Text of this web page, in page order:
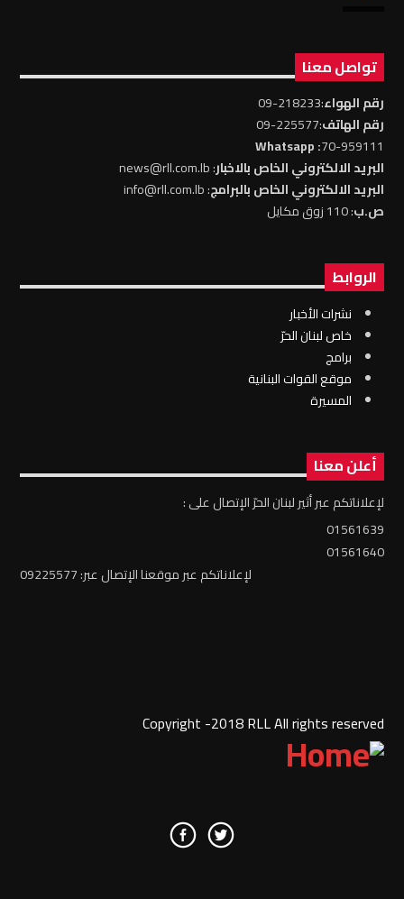
تواصل معنا
رقم الهواء:218233-09
رقم الهاتف:225577-09
70-959111
: Whatsapp
البريد الالكتروني الخاص بالاخبار: news@rll.com.lb
البريد الالكتروني الخاص بالبرامج: info@rll.com.lb
ص.ب: 110 زوق مكايل
الروابط
نشرات الأخبار
خاص لبنان الحرّ
برامج
موقع القوات البنانية
المسيرة
أعلن معنا
لإعلاناتكم عبر أثير لبنان الحرّ الإتصال على :
01561639
01561640
لإعلاناتكم عبر موقعنا الإتصال عبر: 09225577
Copyright -2018 RLL All rights reserved